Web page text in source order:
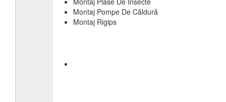
Montaj Pompe De Căldură
Montaj Rigips